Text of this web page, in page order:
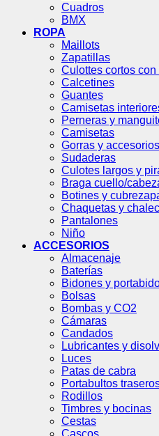
Cuadros
BMX
ROPA
Maillots
Zapatillas
Culottes cortos con
Calcetines
Guantes
Camisetas
Perneras y
Camisetas
Gorras y
Sudaderas
Culotes largos y
Braga cuello/
Botines y
Chaquetas y
Pantalones
Niño
ACCESORIOS
Almacenaje
Baterías
Bidones y
Bolsas
Bombas y CO2
Cámaras
Candados
Lubricantes y
Luces
Patas de cabra
Portabultos
Rodillos
Timbres y bocinas
Cestas
Cascos